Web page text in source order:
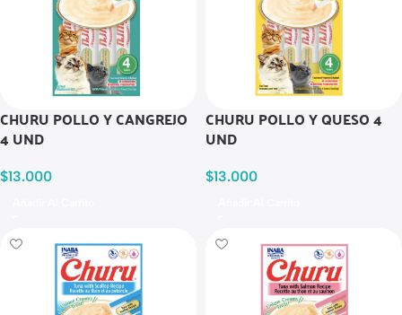
CHURU POLLO Y CANGREJO
4 UND
$13.000
CHURU POLLO Y QUESO 4
UND
$13.000